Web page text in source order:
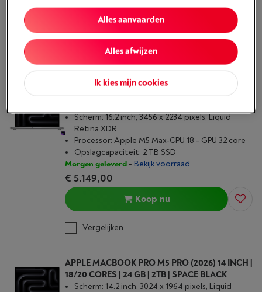
€ 3.479,00
Koop nu
APPLE MACBOOK PRO M5 MAX (2026) 16 INCH
Scherm: 16.2 inch, 3456 x 2234 pixels, Liquid
Retina XDR
Processor: Apple M5 Max-CPU 18 - GPU 32 core
Opslagcapaciteit: 2 TB SSD
Morgen geleverd- Bekijk voorraad
€ 5.149,00
Koop nu
Vergelijken
APPLE MACBOOK PRO M5 PRO (2026) 14 INCH |
18/20 CORES | 24 GB | 2TB | SPACE BLACK
Scherm: 14.2 inch, 3024 x 1964 pixels, Liquid
Ik kies mijn cookies
Alles afwijzen
Alles aanvaarden